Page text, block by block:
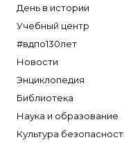
День в истории
Учебный центр
#вдпо130лет
Новости
Энциклопедия
Библиотека
Наука и образование
Культура